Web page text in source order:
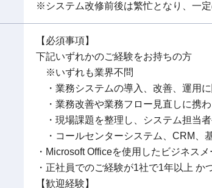
※システム改修前後は繁忙となり、一定
【必須事項】
下記いずれかのご経験をお持ちの方
※いずれも業界不問
・業務システムの導入、改善、運用
・業務改善や業務フロー見直しに携
・現場課題を整理し、システム担当
・コールセンターシステム、CRM、
・Microsoft Officeを使用したビジネス
・正社員でのご経験が1社で1年以上 か
【歓迎経験】